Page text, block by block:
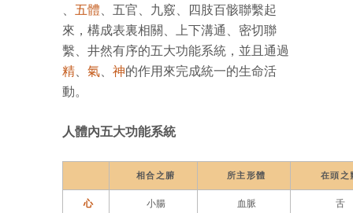
、 五體、五官、九竅、四肢百骸聯繫起
來，構成表裏相關、上下溝通、密切聯
繫、井然有序的五大功能系統，並且通過
精、 氣、 神的作用來完成統一的生命活
動。
人體內五大功能系統
相合之腑 所主形體 在頭之
心 小腸 血脈 舌